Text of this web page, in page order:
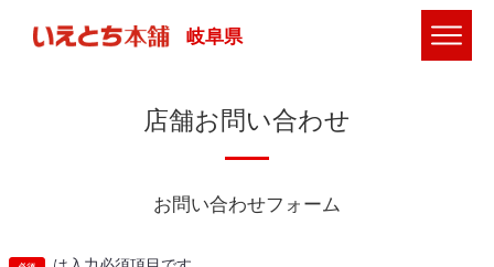
岐阜県
店舗お問い合わせ
お問い合わせフォーム